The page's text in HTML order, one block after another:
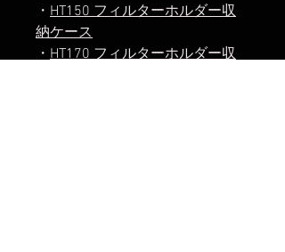
・ HT150 フィルターホルダー収
納ケース
・ HT170 フィルターホルダー収